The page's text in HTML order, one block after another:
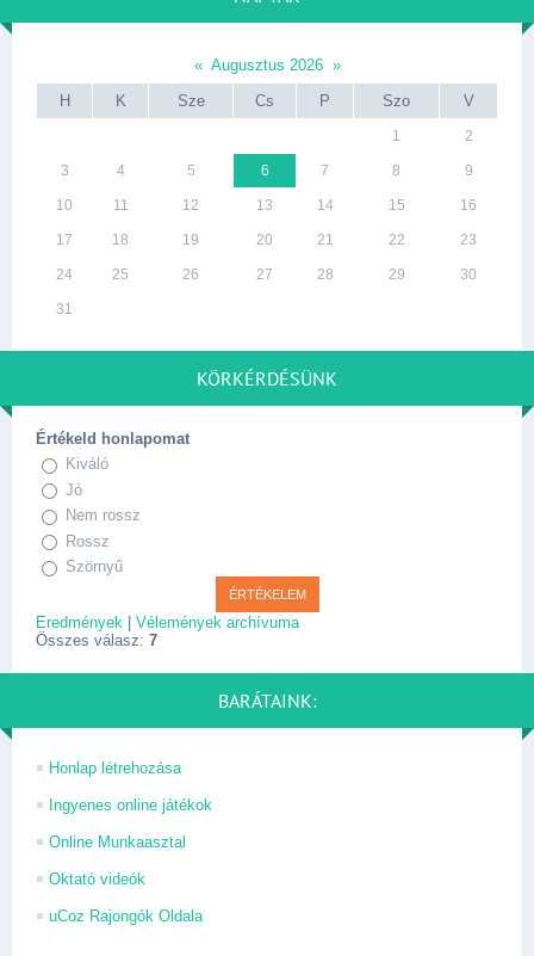
« Augusztus 2026 »
H
K Sze Cs P Szo V
1 2
3 4 5 6 7 8 9
10 11 12 13 14 15 16
17 18 19 20 21 22 23
24 25 26 27 28 29 30
31
KÖRKÉRDÉSÜNK
Értékeld honlapomat
Kiváló
Jó
Nem rossz
Rossz
Szörnyű
Eredmények
Vélemények archívuma
Összes válasz: 7
BARÁTAINK:
Honlap létrehozása
Ingyenes online játékok
Online Munkaasztal
Oktató videók
uCoz Rajongók Oldala